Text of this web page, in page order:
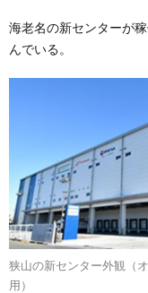
海老名の新センターが
んでいる。
狭山の新センター外観（
用）